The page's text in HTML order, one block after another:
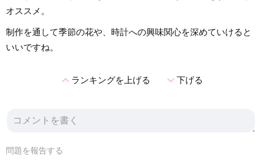
オススメ。
制作を通して季節の花や、時計への興味関心を深めていけると
いいですね。
expand_lessランキングを上げる expand_more下げる
問題を報告する